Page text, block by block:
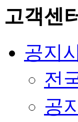
고객센
공지
전
공